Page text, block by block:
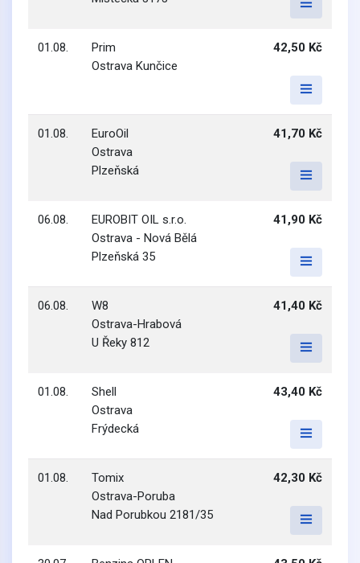
01.08.
Prim
Ostrava Kunčice
42,50 Kč
01.08.
EuroOil
Ostrava
Plzeňská
41,70 Kč
06.08.
EUROBIT OIL s.r.o.
Ostrava - Nová Bělá
Plzeňská 35
41,90 Kč
06.08.
W8
Ostrava-Hrabová
U Řeky 812
41,40 Kč
01.08.
Shell
Ostrava
Frýdecká
43,40 Kč
01.08.
Tomix
Ostrava-Poruba
Nad Porubkou 2181/35
42,30 Kč